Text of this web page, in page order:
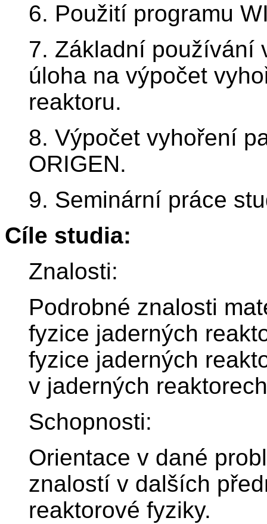
6. Použití programu
7. Základní používání
úloha na výpočet
reaktoru.
8. Výpočet vyhoření
ORIGEN.
9. Seminární práce
Cíle studia:
Znalosti:
Podrobné znalosti
fyzice jaderných
fyzice jaderných
v jaderných
Schopnosti:
Orientace v dané
znalostí v dalších
reaktorové fyziky.